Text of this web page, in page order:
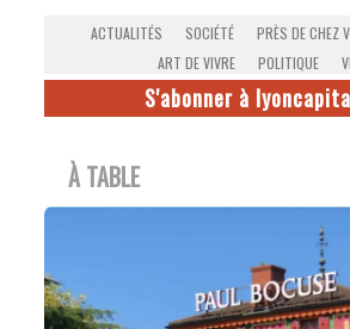
ACTUALITÉS SOCIÉTÉ PRÈS DE CHEZ
ART DE VIVRE
POLITIQUE
S'abonner à
À TABLE